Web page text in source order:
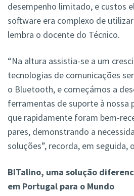
desempenho limitado, e custos
software era complexo de
lembra o docente do Técnico.
“Na altura assistia-se a um
tecnologias de comunicações
o Bluetooth, e começámos a
ferramentas de suporte à nossa
que rapidamente foram bem-
pares, demonstrando a
soluções”, recorda, em seguida,
BITalino, uma solução
em Portugal para o Mundo